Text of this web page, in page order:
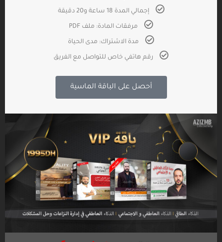
إجمالي المدة 18 ساعة و20 دقيقة
مرفقات المادة: ملف PDF
مدة الاشتراك: مدى الحياة
رقم هاتفي خاص للتواصل مع الفريق
أحصل على الباقة الماسية